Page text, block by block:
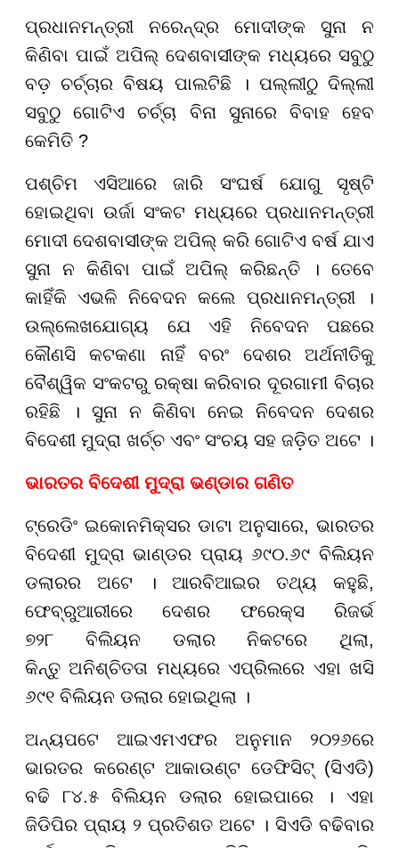
ପ୍ରଧାନମନ୍ତ୍ରୀ ନରେନ୍ଦ୍ର ମୋଦୀଙ୍କ ସୁନା ନ
କିଣିବା ପାଇଁ ଅପିଲ୍ ଦେଶବାସୀଙ୍କ ମଧ୍ୟରେ ସବୁଠୁ
ବଡ଼ ଚର୍ଚ୍ଚାର ବିଷୟ ପାଲଟିଛି । ପଲ୍ଲୀଠୁ ଦିଲ୍ଲୀ
ସବୁଠୁ ଗୋଟିଏ ଚର୍ଚ୍ଚା ବିନା ସୁନାରେ ବିବାହ ହେବ
କେମିତି ?
ପଶ୍ଚିମ ଏସିଆରେ ଜାରି ସଂଘର୍ଷ ଯୋଗୁ ସୃଷ୍ଟି
ହୋଇଥିବା ଉର୍ଜା ସଂକଟ ମଧ୍ୟରେ ପ୍ରଧାନମନ୍ତ୍ରୀ
ମୋଦୀ ଦେଶବାସୀଙ୍କ ଅପିଲ୍ କରି ଗୋଟିଏ ବର୍ଷ ଯାଏ
ସୁନା ନ କିଣିବା ପାଇଁ ଅପିଲ୍ କରିଛନ୍ତି । ତେବେ
କାହିଁକି ଏଭଳି ନିବେଦନ କଲେ ପ୍ରଧାନମନ୍ତ୍ରୀ ।
ଉଲ୍ଲେଖଯୋଗ୍ୟ ଯେ ଏହି ନିବେଦନ ପଛରେ
କୌଣସି କଟକଣା ନାହିଁ ବରଂ ଦେଶର ଅର୍ଥନୀତିକୁ
ବୈଶ୍ୱିକ ସଂକଟରୁ ରକ୍ଷା କରିବାର ଦୂରଗାମୀ ବିଚାର
ରହିଛି । ସୁନା ନ କିଣିବା ନେଇ ନିବେଦନ ଦେଶର
ବିଦେଶୀ ମୁଦ୍ରା ଖର୍ଚ୍ଚ ଏବଂ ସଂଚୟ ସହ ଜଡ଼ିତ ଅଟେ ।
ଭାରତର ବିଦେଶୀ ମୁଦ୍ରା ଭଣ୍ଡାର ଗଣିତ
ଟ୍ରେଡିଂ ଇକୋନମିକ୍ସର ଡାଟା ଅନୁସାରେ, ଭାରତର
ବିଦେଶୀ ମୁଦ୍ରା ଭାଣ୍ଡର ପ୍ରାୟ ୬୯୦.୬୯ ବିଲିୟନ
ଡଲାରର ଅଟେ । ଆରବିଆଇର ତଥ୍ୟ କହୁଛି,
ଫେବ୍ରୁଆରୀରେ ଦେଶର ଫରେକ୍ସ ରିଜର୍ଭ
୭୨୮ ବିଲିୟନ ଡଲାର ନିକଟରେ ଥିଲା,
କିନ୍ତୁ ଅନିଶ୍ଚିତତା ମଧ୍ୟରେ ଏପ୍ରିଲରେ ଏହା ଖସି
୬୯୧ ବିଲିୟନ ଡଲାର ହୋଇଥିଲା ।
ଅନ୍ୟପଟେ ଆଇଏମଏଫର ଅନୁମାନ ୨୦୨୬ରେ
ଭାରତର କରେଣ୍ଟ ଆକାଉଣ୍ଟ ଡେଫିସିଟ୍ (ସିଏଡି)
ବଢି ୮୪.୫ ବିଲିୟନ ଡଲାର ହୋଇପାରେ । ଏହା
ଜିଡିପିର ପ୍ରାୟ ୨ ପ୍ରତିଶତ ଅଟେ । ସିଏଡି ବଢିବାର